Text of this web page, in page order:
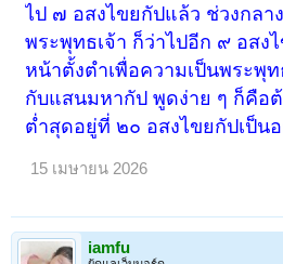
ไป ๗ อสงไขยกัปแล้ว ช่วงกลา
พระพุทธเจ้า ก็ว่าไปอีก ๙ อสง
หน้าตั้งตำเพื่อความเป็นพระพุ
กับแสนมหากัป พูดง่าย ๆ ก็คือต้
ต่ำสุดอยู่ที่ ๒๐ อสงไขยกัปเป็น
15 เมษายน 2026
iamfu